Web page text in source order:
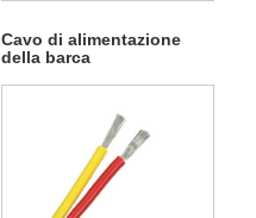
Cavo di alimentazione
della barca